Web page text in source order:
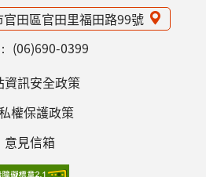
田區官田里福田路99號
(06)690-0399
資訊安全政策
權保護政策
意見信箱